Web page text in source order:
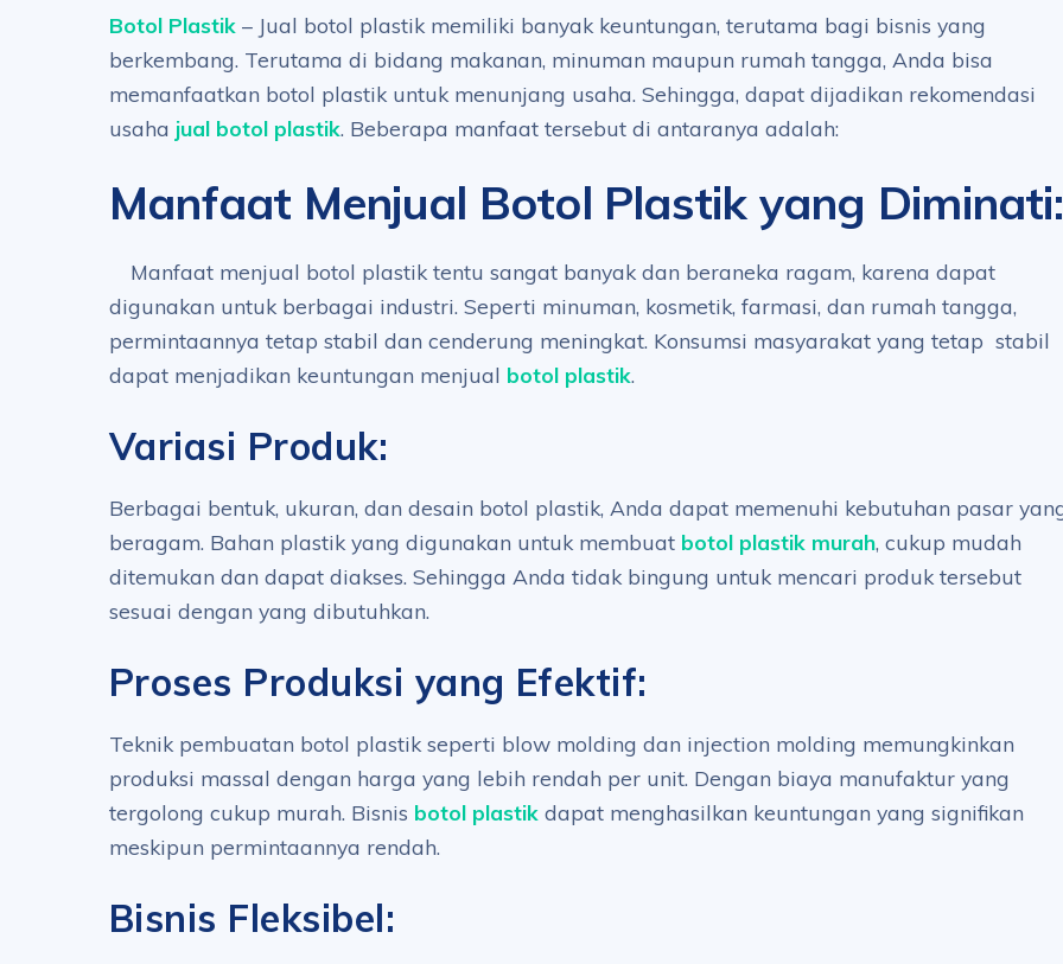
Botol Plastik – Jual botol plastik memiliki banyak keuntungan, terutama bagi bisnis yang
berkembang. Terutama di bidang makanan, minuman maupun rumah tangga, Anda bisa
memanfaatkan botol plastik untuk menunjang usaha. Sehingga, dapat dijadikan rekomendasi
usaha jual botol plastik. Beberapa manfaat tersebut di antaranya adalah:
Manfaat Menjual Botol Plastik yang Diminati:
Manfaat menjual botol plastik tentu sangat banyak dan beraneka ragam, karena dapat
digunakan untuk berbagai industri. Seperti minuman, kosmetik, farmasi, dan rumah tangga,
permintaannya tetap stabil dan cenderung meningkat. Konsumsi masyarakat yang tetap stabil
dapat menjadikan keuntungan menjual botol plastik.
Variasi Produk:
Berbagai bentuk, ukuran, dan desain botol plastik, Anda dapat memenuhi kebutuhan pasar
beragam. Bahan plastik yang digunakan untuk membuat botol plastik murah, cukup mudah
ditemukan dan dapat diakses. Sehingga Anda tidak bingung untuk mencari produk tersebut
sesuai dengan yang dibutuhkan.
Proses Produksi yang Efektif:
Teknik pembuatan botol plastik seperti blow molding dan injection molding memungkinkan
produksi massal dengan harga yang lebih rendah per unit. Dengan biaya manufaktur yang
tergolong cukup murah. Bisnis botol plastik dapat menghasilkan keuntungan yang signifikan
meskipun permintaannya rendah.
Bisnis Fleksibel: